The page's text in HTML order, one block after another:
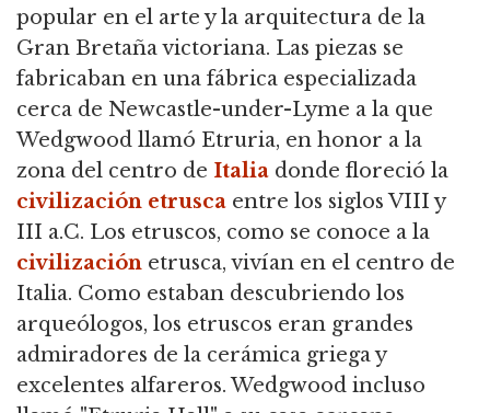
popular en el arte y la arquitectura de la
Gran Bretaña victoriana. Las piezas se
fabricaban en una fábrica especializada
cerca de Newcastle-under-Lyme a la que
Wedgwood llamó Etruria, en honor a la
zona del centro de Italia donde floreció la
civilización etrusca entre los siglos VIII y
III a.C. Los etruscos, como se conoce a la
civilización etrusca, vivían en el centro de
Italia. Como estaban descubriendo los
arqueólogos, los etruscos eran grandes
admiradores de la cerámica griega y
excelentes alfareros. Wedgwood incluso